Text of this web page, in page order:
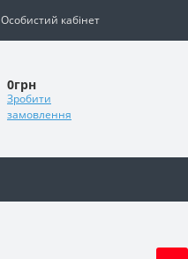
Особистий кабінет
0грн
Зробити
замовлення